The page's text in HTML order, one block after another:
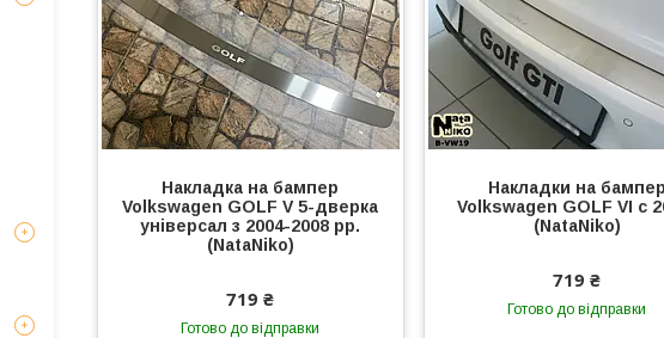
Накладка на бампер
Volkswagen GOLF V 5-дверка
універсал з 2004-2008 рр.
(NataNiko)
719 ₴
Готово до відправки
Накладки на бампер
Volkswagen GOLF VI с
(NataNiko)
719 ₴
Готово до відправки